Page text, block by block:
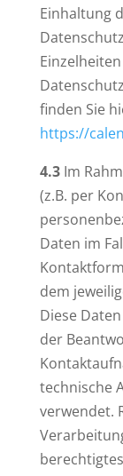
Einhaltung
finden Sie
https://
4.3Im
(z.B. per
Daten im
dem
Diese
der
technische
verwendet.